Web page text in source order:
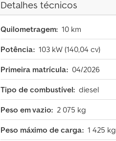
Detalhes técnicos
Quilometragem: 10 km
Potência: 103 kW (140,04 cv)
Primeira matrícula: 04/2026
Tipo de combustível: diesel
Peso em vazio: 2 075 kg
Peso máximo de carga: 1 425 kg